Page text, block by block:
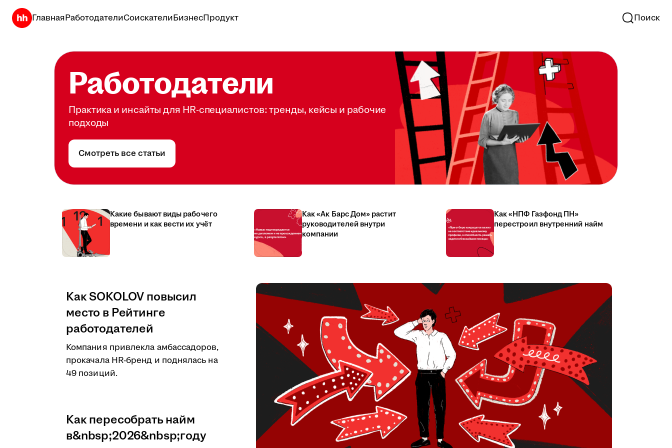
ГлавнаяРаботодателиСоискателиБизнесПродукт Поиск
Работодатели
Практика и инсайты для HR-специалистов: тренды, кейсы и рабочие
подходы
Смотреть все статьи
Какие бывают виды рабочего
времени и как вести их учёт
Как «Ак Барс Дом» растит
руководителей внутри
компании
Как «НПФ Газфонд ПН»
перестроил внутренний найм
Как SOKOLOV повысил
место в Рейтинге
работодателей
Компания привлекла амбассадоров,
прокачала HR-бренд и поднялась на
49 позиций.
Как пересобрать найм
в&nbsp;2026&nbsp;году